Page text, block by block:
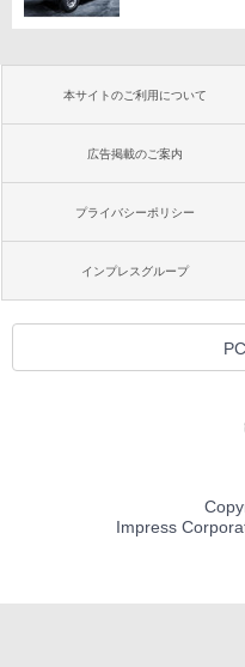
本サイトのご利用について
広告掲載のご案内
プライバシーポリシー
インプレスグループ
Impress